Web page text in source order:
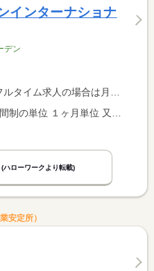
インターナショナ
デン
）、パート求人の場合は時間額を表示しています。
(ハローワークより転載)
安定所）